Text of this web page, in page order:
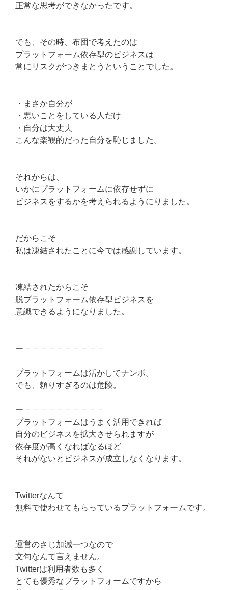
正常な思考ができなかったです。
でも、その時、布団で考えたのは
プラットフォーム依存型のビジネスは
常にリスクがつきまとうということでした。
・まさか自分が
・悪いことをしている人だけ
・自分は大丈夫
こんな楽観的だった自分を恥じました。
それからは、
いかにプラットフォームに依存せずに
ビジネスをするかを考えられるようにりました。
だからこそ
私は凍結されたことに今では感謝しています。
凍結されたからこそ
脱プラットフォーム依存型ビジネスを
意識できるようになりました。
ー－－－－－－－－－－
プラットフォームは活かしてナンボ。
でも、頼りすぎるのは危険。
ー－－－－－－－－－－
プラットフォームはうまく活用できれば
自分のビジネスを拡大させられますが
依存度が高くなればなるほど
それがないとビジネスが成立しなくなります。
Twitterなんて
無料で使わせてもらっているプラットフォームです。
運営のさじ加減一つなので
文句なんて言えません。
Twitterは利用者数も多く
とても優秀なプラットフォームですから